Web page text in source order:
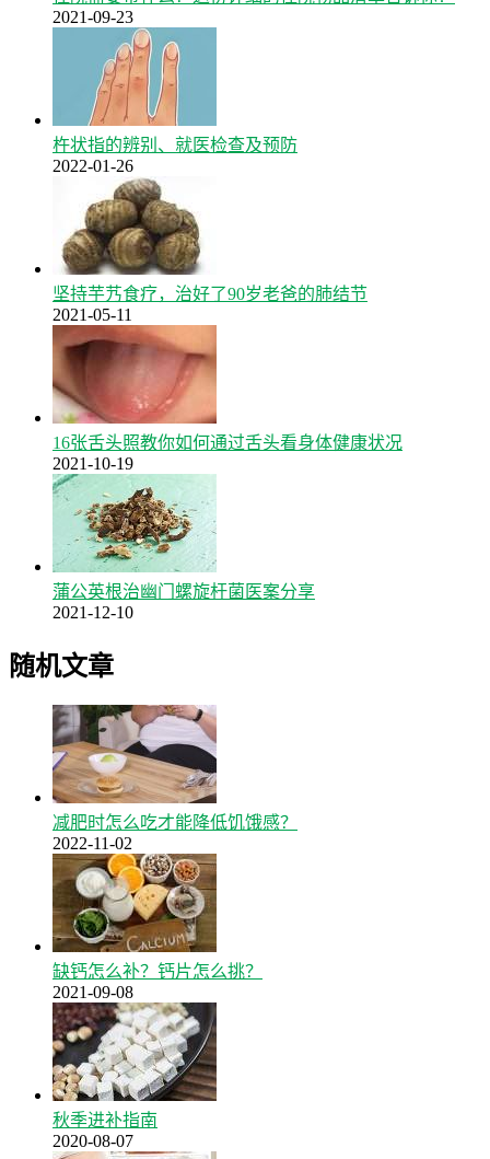
2021-09-23
杵状指的辨别、就医检查及预防
2022-01-26
坚持芋艿食疗，治好了90岁老爸的肺结节
2021-05-11
16张舌头照教你如何通过舌头看身体健康状况
2021-10-19
蒲公英根治幽门螺旋杆菌医案分享
2021-12-10
随机文章
减肥时怎么吃才能降低饥饿感？
2022-11-02
缺钙怎么补？钙片怎么挑？
2021-09-08
秋季进补指南
2020-08-07